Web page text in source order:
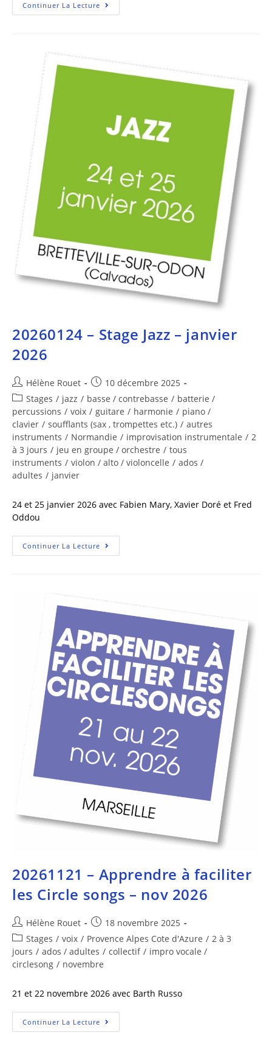
Continuer La Lecture
20260124 – Stage Jazz – janvier
2026
Hélène Rouet
10 décembre 2025
Stages / jazz / basse / contrebasse / batterie /
percussions / voix / guitare / harmonie / piano /
clavier / soufflants (sax , trompettes etc.) / autres
instruments / Normandie / improvisation instrumentale / 2
à 3 jours / jeu en groupe / orchestre / tous
instruments / violon / alto / violoncelle / ados /
adultes / janvier
24 et 25 janvier 2026 avec Fabien Mary, Xavier Doré et Fred
Oddou
Continuer La Lecture
20261121 – Apprendre à faciliter
les Circle songs – nov 2026
Hélène Rouet
18 novembre 2025
Stages / voix / Provence Alpes Cote d'Azure / 2 à 3
jours / ados / adultes / collectif / impro vocale /
circlesong / novembre
21 et 22 novembre 2026 avec Barth Russo
Continuer La Lecture